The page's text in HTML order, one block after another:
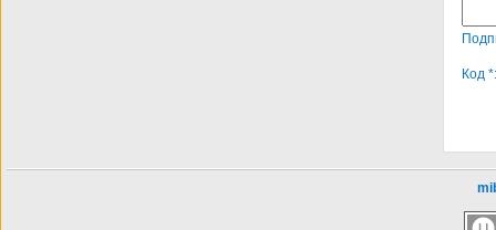
Код *: